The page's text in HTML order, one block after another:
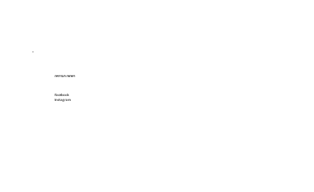
רשתות חברתיות
Facebook
Instagram